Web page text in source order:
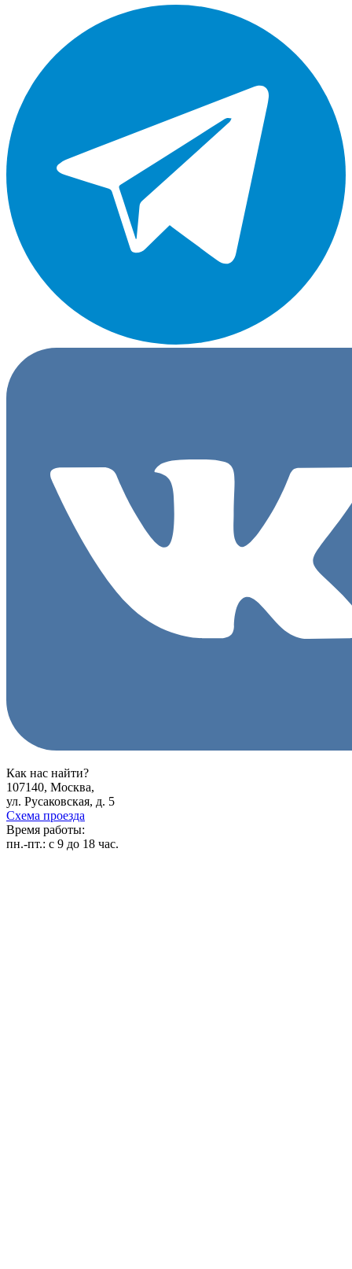
Как нас найти?
107140, Москва,
ул. Русаковская, д. 5
Схема проезда
Время работы:
пн.-пт.: с 9 до 18 час.